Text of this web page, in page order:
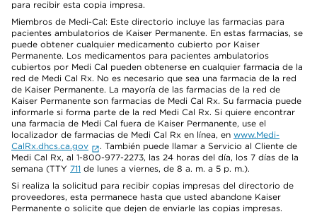
para recibir esta copia impresa.
Miembros de Medi-Cal: Este directorio incluye las farmacias para
pacientes ambulatorios de Kaiser Permanente. En estas farmacias, se
puede obtener cualquier medicamento cubierto por Kaiser
Permanente. Los medicamentos para pacientes ambulatorios
cubiertos por Medi Cal pueden obtenerse en cualquier farmacia de la
red de Medi Cal Rx. No es necesario que sea una farmacia de la red
de Kaiser Permanente. La mayoría de las farmacias de la red de
Kaiser Permanente son farmacias de Medi Cal Rx. Su farmacia puede
informarle si forma parte de la red Medi Cal Rx. Si quiere encontrar
una farmacia de Medi Cal fuera de Kaiser Permanente, use el
localizador de farmacias de Medi Cal Rx en línea, en www.Medi-
CalRx.dhcs.ca.gov
. También puede llamar a Servicio al Cliente de
Medi Cal Rx, al 1-800-977-2273, las 24 horas del día, los 7 días de la
semana (TTY 711 de lunes a viernes, de 8 a. m. a 5 p. m.).
Si realiza la solicitud para recibir copias impresas del directorio de
proveedores, esta permanece hasta que usted abandone Kaiser
Permanente o solicite que dejen de enviarle las copias impresas.